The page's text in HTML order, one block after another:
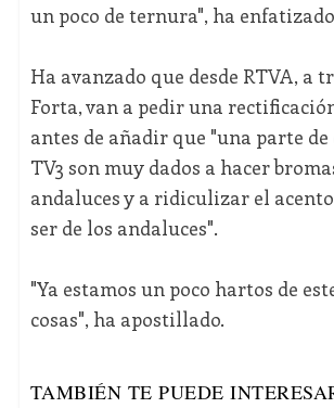
un poco de ternura", ha
Ha avanzado que desde RTVA, a
Forta, van a pedir una
antes de añadir que "una parte
TV3 son muy dados a hacer
andaluces y a ridiculizar el
ser de los andaluces".
"Ya estamos un poco hartos de
cosas", ha apostillado.
TAMBIÉN TE PUEDE